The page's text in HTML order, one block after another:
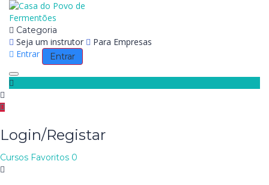
Categoria
Seja um instrutor
Para Empresas
Entrar
Entrar
Toggle navigation
Login/Registar
Cursos Favoritos 0